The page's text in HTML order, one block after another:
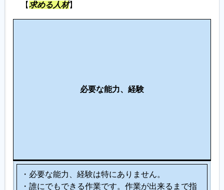
【求める人材】
必要な能力、経験
・必要な能力、経験は特にありません。
・誰にでもできる作業です。作業が出来るまで指